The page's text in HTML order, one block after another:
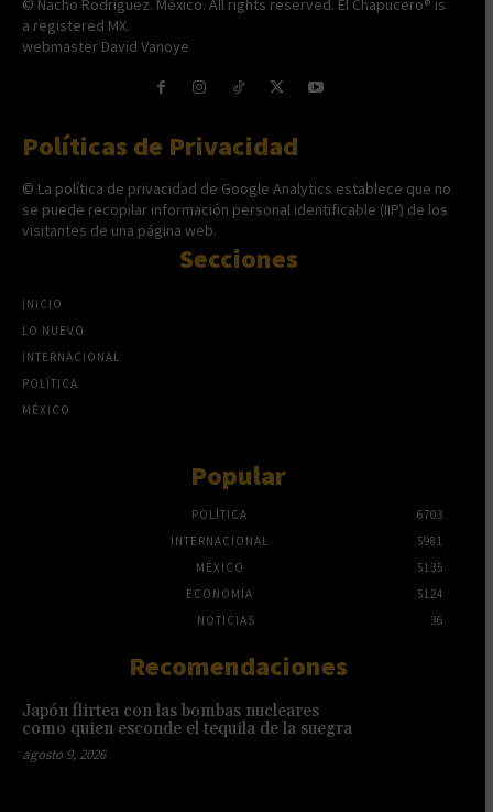
a registered MX.
webmaster David Vanoye
Políticas de Privacidad
© La política de privacidad de Google Analytics establece que no
se puede recopilar información personal identificable (IIP) de los
visitantes de una página web.
Secciones
INICIO
LO NUEVO
INTERNACIONAL
POLÍTICA
MÉXICO
Popular
POLÍTICA
6703
INTERNACIONAL
5981
MÉXICO
5135
ECONOMÍA
5124
NOTICIAS
36
Recomendaciones
Japón flirtea con las bombas nucleares
como quien esconde el tequila de la suegra
agosto 9, 2026